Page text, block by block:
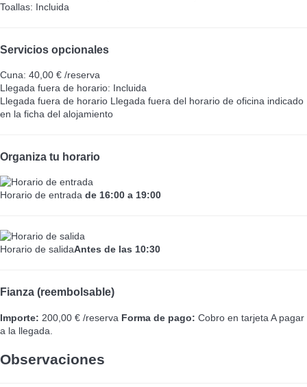
Toallas: Incluida
Servicios opcionales
Cuna: 40,00 € /reserva
Llegada fuera de horario: Incluida
Llegada fuera de horario Llegada fuera del horario de oficina indicado
en la ficha del alojamiento
Organiza tu horario
Horario de entrada de 16:00 a 19:00
Horario de salidaAntes de las 10:30
Fianza (reembolsable)
Importe: 200,00 € /reserva Forma de pago: Cobro en tarjeta A pagar
a la llegada.
Observaciones